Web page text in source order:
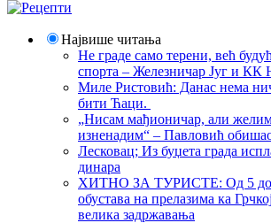
Највише читања
Не граде само терени, већ
спорта – Железничар Југ и КК
Миле Ристовић: Данас нема
бити Ћаци.
„Нисам мађионичар, али
изненадим“ – Павловић
Лесковац; Из буџета града
динара
ХИТНО ЗА ТУРИСТЕ: Од 5 до
обустава на прелазима ка
велика задржавања